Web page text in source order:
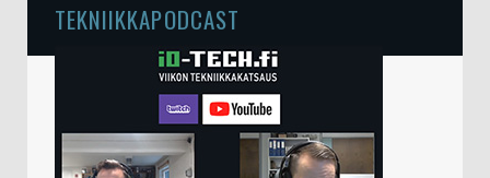
TEKNIIKKAPODCAST